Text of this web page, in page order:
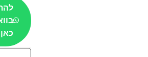
כאן